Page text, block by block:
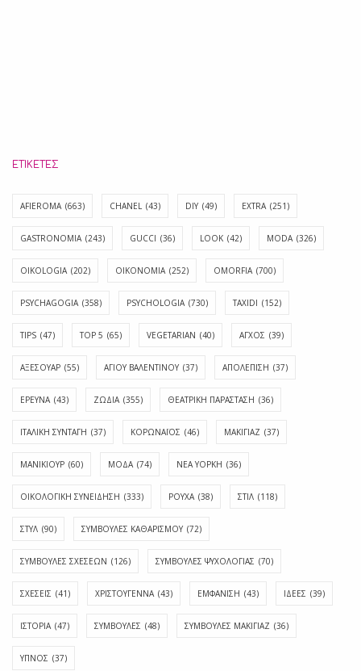
ΕΤΙΚΈΤΕΣ
AFIEROMA (663) CHANEL (43) DIY (49) EXTRA (251)
GASTRONOMIA (243) GUCCI (36) LOOK (42) MODA (326)
OIKOLOGIA (202) OIKONOMIA (252) OMORFIA (700)
PSYCHAGOGIA (358) PSYCHOLOGIA (730) TAXIDI (152)
TIPS (47) TOP 5 (65) VEGETARIAN (40) ΑΓΧΟΣ (39)
ΑΞΕΣΟΥΑΡ (55) ΑΓΊΟΥ ΒΑΛΕΝΤΊΝΟΥ (37) ΑΠΟΛΈΠΙΣΗ (37)
ΕΡΕΥΝΑ (43) ΖΩΔΙΑ (355) ΘΕΑΤΡΙΚΗ ΠΑΡΑΣΤΑΣΗ (36)
ΙΤΑΛΙΚΗ ΣΥΝΤΑΓΗ (37) ΚΟΡΩΝΑΪΟΣ (46) ΜΑΚΙΓΙΑΖ (37)
ΜΑΝΙΚΙΟΥΡ (60) ΜΟΔΑ (74) ΝΕΑ ΥΟΡΚΗ (36)
ΟΙΚΟΛΟΓΙΚΗ ΣΥΝΕΙΔΗΣΗ (333) ΡΟΥΧΑ (38) ΣΤΙΛ (118)
ΣΤΥΛ (90) ΣΥΜΒΟΥΛΕΣ ΚΑΘΑΡΙΣΜΟΥ (72)
ΣΥΜΒΟΥΛΕΣ ΣΧΕΣΕΩΝ (126) ΣΥΜΒΟΥΛΕΣ ΨΥΧΟΛΟΓΙΑΣ (70)
ΣΧΕΣΕΙΣ (41) ΧΡΙΣΤΟΥΓΕΝΝΑ (43) ΕΜΦΆΝΙΣΗ (43) ΙΔΈΕΣ (39)
ΙΣΤΟΡΊΑ (47) ΣΥΜΒΟΥΛΈΣ (48) ΣΥΜΒΟΥΛΈΣ ΜΑΚΙΓΙΆΖ (36)
ΎΠΝΟΣ (37)